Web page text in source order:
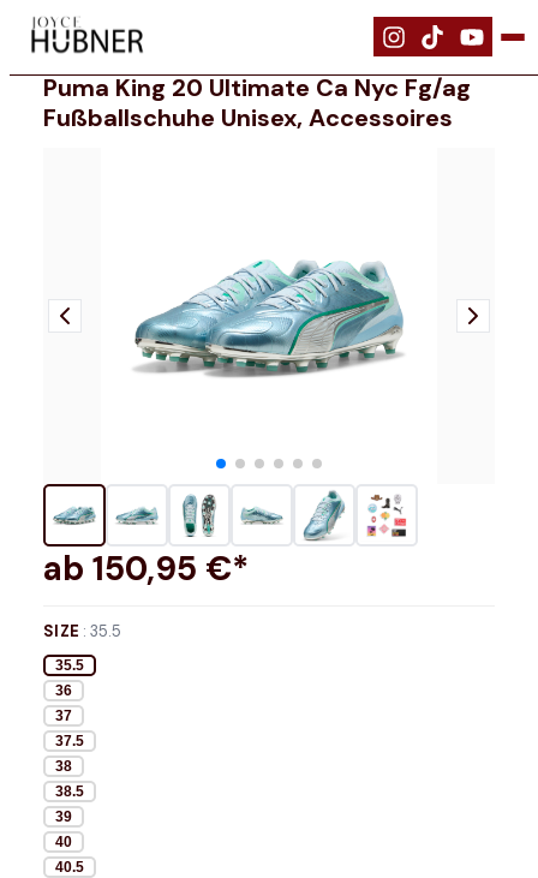
| Schuhe | PUMA KING 20 ULTIMATE CA NYC FG/AG Fußballschuhe
Puma King 20 Ultimate Ca Nyc Fg/ag
Fußballschuhe Unisex, Accessoires
ab 150,95 €*
SIZE :35.5
35.5
36
37
37.5
38
38.5
39
40
40.5